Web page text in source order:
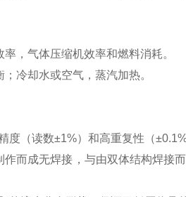
，气体压缩机效率和燃料消耗。
冷却水或空气，蒸汽加热。
度（读数±1%）和高重复性（
而成无焊接，与由双体结构焊接